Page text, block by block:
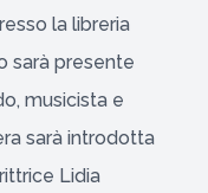
la libreria
sarà presente
musicista e
sarà introdotta
Lidia